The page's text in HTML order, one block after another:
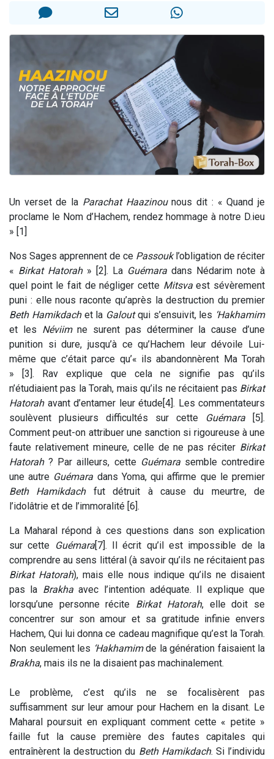
Il reste 49 places pour étudier en groupe sur Zoom
2 nouvelles musiques dans Torah-Box Music
Un verset de la Parachat Haazinounous dit : « Quand je
proclame le Nom d’Hachem, rendez hommage à notre D.ieu
» [1]
Nos Sages apprennent de ce Passoukl’obligation de réciter
« Birkat Hatorah» [2]. La Guémara dans Nédarim note à
quel point le fait de négliger cette Mitsvaest sévèrement
puni : elle nous raconte qu’après la destruction du premier
Beth Hamikdachet la Galoutqui s’ensuivit, les ‘Hakhamim
et les Néviimne surent pas déterminer la cause d’une
punition si dure, jusqu’à ce qu’Hachem leur dévoile Lui-
même que c’était parce qu’« ils abandonnèrent Ma Torah
» [3]. Rav explique que cela ne signifie pas qu’ils
n’étudiaient pas la Torah, mais qu’ils ne récitaient pas Birkat
Hatorahavant d’entamer leur étude[4]. Les commentateurs
soulèvent plusieurs difficultés sur cette
Guémara
[5].
Comment peut-on attribuer une sanction si rigoureuse à une
faute relativement mineure, celle de ne pas réciter Birkat
Hatorah? Par ailleurs, cette Guémara semble contredire
une autre Guémara dans Yoma, qui affirme que le premier
Beth Hamikdachfut détruit à cause du meurtre, de
l’idolâtrie et de l’immoralité [6].
La Maharal répond à ces questions dans son explication
sur cette Guémara[7]. Il écrit qu’il est impossible de la
comprendre au sens littéral (à savoir qu’ils ne récitaient pas
Birkat Hatorah), mais elle nous indique qu’ils ne disaient
pas la Brakhaavec l’intention adéquate. Il explique que
lorsqu’une personne récite Birkat Hatorah, elle doit se
concentrer sur son amour et sa gratitude infinie envers
Hachem, Qui lui donna ce cadeau magnifique qu’est la Torah.
Non seulement les ‘Hakhamimde la génération faisaient la
Brakha, mais ils ne la disaient pas machinalement.
Le problème, c’est qu’ils ne se focalisèrent pas
suffisamment sur leur amour pour Hachem en la disant. Le
Maharal poursuit en expliquant comment cette « petite »
faille fut la cause première des fautes capitales qui
entraînèrent la destruction du Beth Hamikdach. Si l’individu